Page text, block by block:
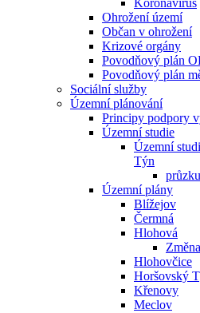
Koronavirus
Ohrožení území
Občan v ohrožení
Krizové orgány
Povodňový plán
Povodňový plán
Sociální služby
Územní plánování
Principy podpory
Územní studie
Územní
Týn
Územní plány
Blížejov
Čermná
Hlohová
Hlohovčice
Horšovský
Křenovy
Meclov